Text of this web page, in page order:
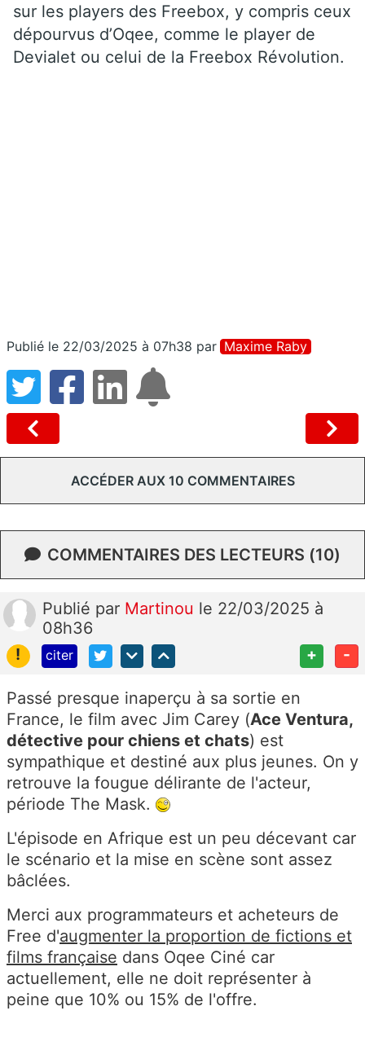
sur les players des Freebox, y compris ceux
dépourvus d’Oqee, comme le player de
Devialet ou celui de la Freebox Révolution.
Publié le 22/03/2025 à 07h38 par Maxime Raby
ACCÉDER AUX 10 COMMENTAIRES
COMMENTAIRES DES LECTEURS (10)
Publié par Martinou le 22/03/2025 à
08h36
!
citer + -
Passé presque inaperçu à sa sortie en
France, le film avec Jim Carey (Ace Ventura,
détective pour chiens et chats) est
sympathique et destiné aux plus jeunes. On y
retrouve la fougue délirante de l'acteur,
période The Mask.
L'épisode en Afrique est un peu décevant car
le scénario et la mise en scène sont assez
bâclées.
Merci aux programmateurs et acheteurs de
Free d'augmenter la proportion de fictions et
films française dans Oqee Ciné car
actuellement, elle ne doit représenter à
peine que 10% ou 15% de l'offre.